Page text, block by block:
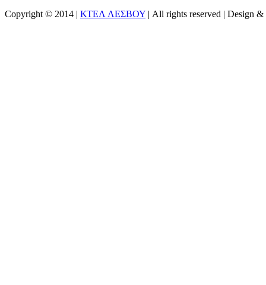
Copyright © 2014 | ΚΤΕΛ ΛΕΣΒΟΥ | All rights reserved | Design &